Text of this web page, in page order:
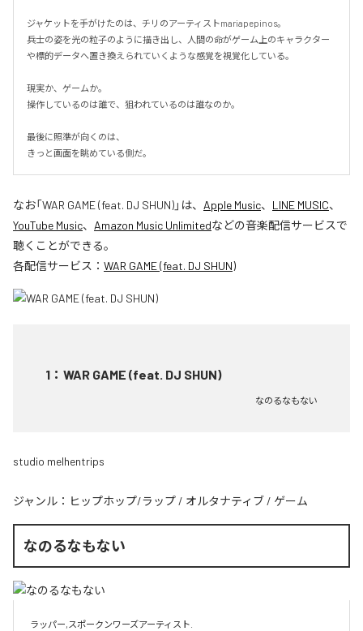
ジャケットを手がけたのは、チリのアーティストmariapepinos。
兵士の姿を光の粒子のように描き出し、人間の命がゲーム上のキャラクター
や標的データへ置き換えられていくような感覚を視覚化している。
現実か、ゲームか。
操作しているのは誰で、狙われているのは誰なのか。
最後に照準が向くのは、
きっと画面を眺めている側だ。
なお「WAR GAME (feat. DJ SHUN)」は、 Apple Music、 LINE MUSIC、
YouTube Music、 Amazon Music Unlimitedなどの音楽配信サービスで
聴くことができる。
各配信サービス： WAR GAME (feat. DJ SHUN)
1 ： WAR GAME (feat. DJ SHUN)
なのるなもない
studio melhentrips
ジャンル： ヒップホップ/ラップ / オルタナティブ / ゲーム
なのるなもない
ラッパー,スポークンワーズアーティスト.